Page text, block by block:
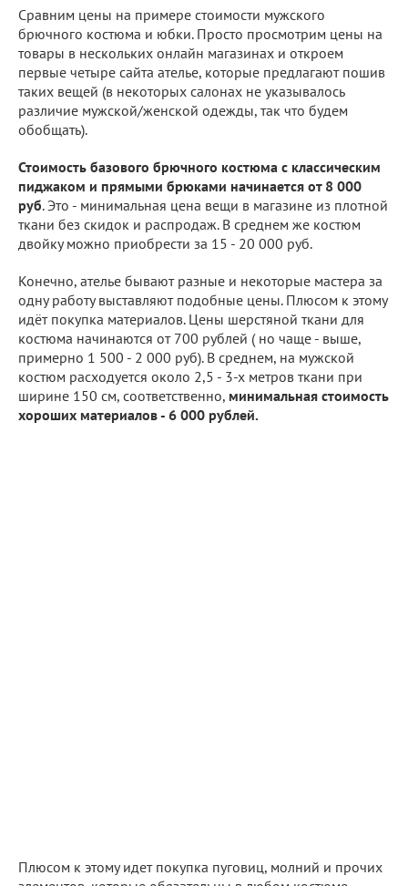
Сравним цены на примере стоимости мужского
брючного костюма и юбки. Просто просмотрим цены на
товары в нескольких онлайн магазинах и откроем
первые четыре сайта ателье, которые предлагают пошив
таких вещей (в некоторых салонах не указывалось
различие мужской/женской одежды, так что будем
обобщать).
Стоимость базового брючного костюма с классическим
пиджаком и прямыми брюками начинается от 8 000
руб. Это - минимальная цена вещи в магазине из плотной
ткани без скидок и распродаж. В среднем же костюм
двойку можно приобрести за 15 - 20 000 руб.
Конечно, ателье бывают разные и некоторые мастера за
одну работу выставляют подобные цены. Плюсом к этому
идёт покупка материалов. Цены шерстяной ткани для
костюма начинаются от 700 рублей ( но чаще - выше,
примерно 1 500 - 2 000 руб). В среднем, на мужской
костюм расходуется около 2,5 - 3-х метров ткани при
ширине 150 см, соответственно, минимальная стоимость
хороших материалов - 6 000 рублей.
Плюсом к этому идет покупка пуговиц, молний и прочих